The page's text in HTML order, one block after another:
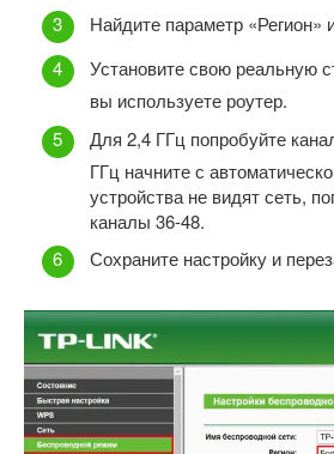
Найдите параметр «Регион»
Установите свою реальную
вы используете роутер.
Для 2,4 ГГц попробуйте
ГГц начните с
устройства не видят сеть,
каналы 36-48.
Сохраните настройку и